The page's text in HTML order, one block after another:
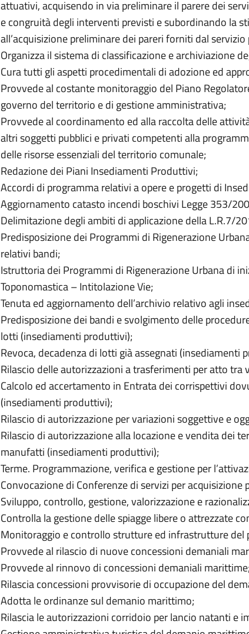
attuativi, acquisendo in via preliminare il parere dei
e congruità degli interventi previsti e subordinando la
all’acquisizione preliminare dei pareri forniti dal
Organizza il sistema di classificazione e archiviazione
Cura tutti gli aspetti procedimentali di adozione ed
Provvede al costante monitoraggio del Piano
governo del territorio e di gestione amministrativa;
Provvede al coordinamento ed alla raccolta delle
altri soggetti pubblici e privati competenti alla
delle risorse essenziali del territorio comunale;
Redazione dei Piani Insediamenti Produttivi;
Accordi di programma relativi a opere e progetti di
Aggiornamento catasto incendi boschivi Legge 353/
Delimitazione degli ambiti di applicazione della L.R.7/
Predisposizione dei Programmi di Rigenerazione
relativi bandi;
Istruttoria dei Programmi di Rigenerazione Urbana di
Toponomastica – Intitolazione Vie;
Tenuta ed aggiornamento dell’archivio relativo agli
Predisposizione dei bandi e svolgimento delle
lotti (insediamenti produttivi);
Revoca, decadenza di lotti già assegnati (insediamenti
Rilascio delle autorizzazioni a trasferimenti per atto
Calcolo ed accertamento in Entrata dei corrispettivi
(insediamenti produttivi);
Rilascio di autorizzazione per variazioni soggettive e
Rilascio di autorizzazione alla locazione e vendita dei
manufatti (insediamenti produttivi);
Terme. Programmazione, verifica e gestione per
Convocazione di Conferenze di servizi per acquisizione
Sviluppo, controllo, gestione, valorizzazione e
Controlla la gestione delle spiagge libere o attrezzate
Monitoraggio e controllo strutture ed infrastrutture
Provvede al rilascio di nuove concessioni demaniali
Provvede al rinnovo di concessioni demaniali marittime;
Rilascia concessioni provvisorie di occupazione del
Adotta le ordinanze sul demanio marittimo;
Rilascia le autorizzazioni corridoio per lancio natanti e